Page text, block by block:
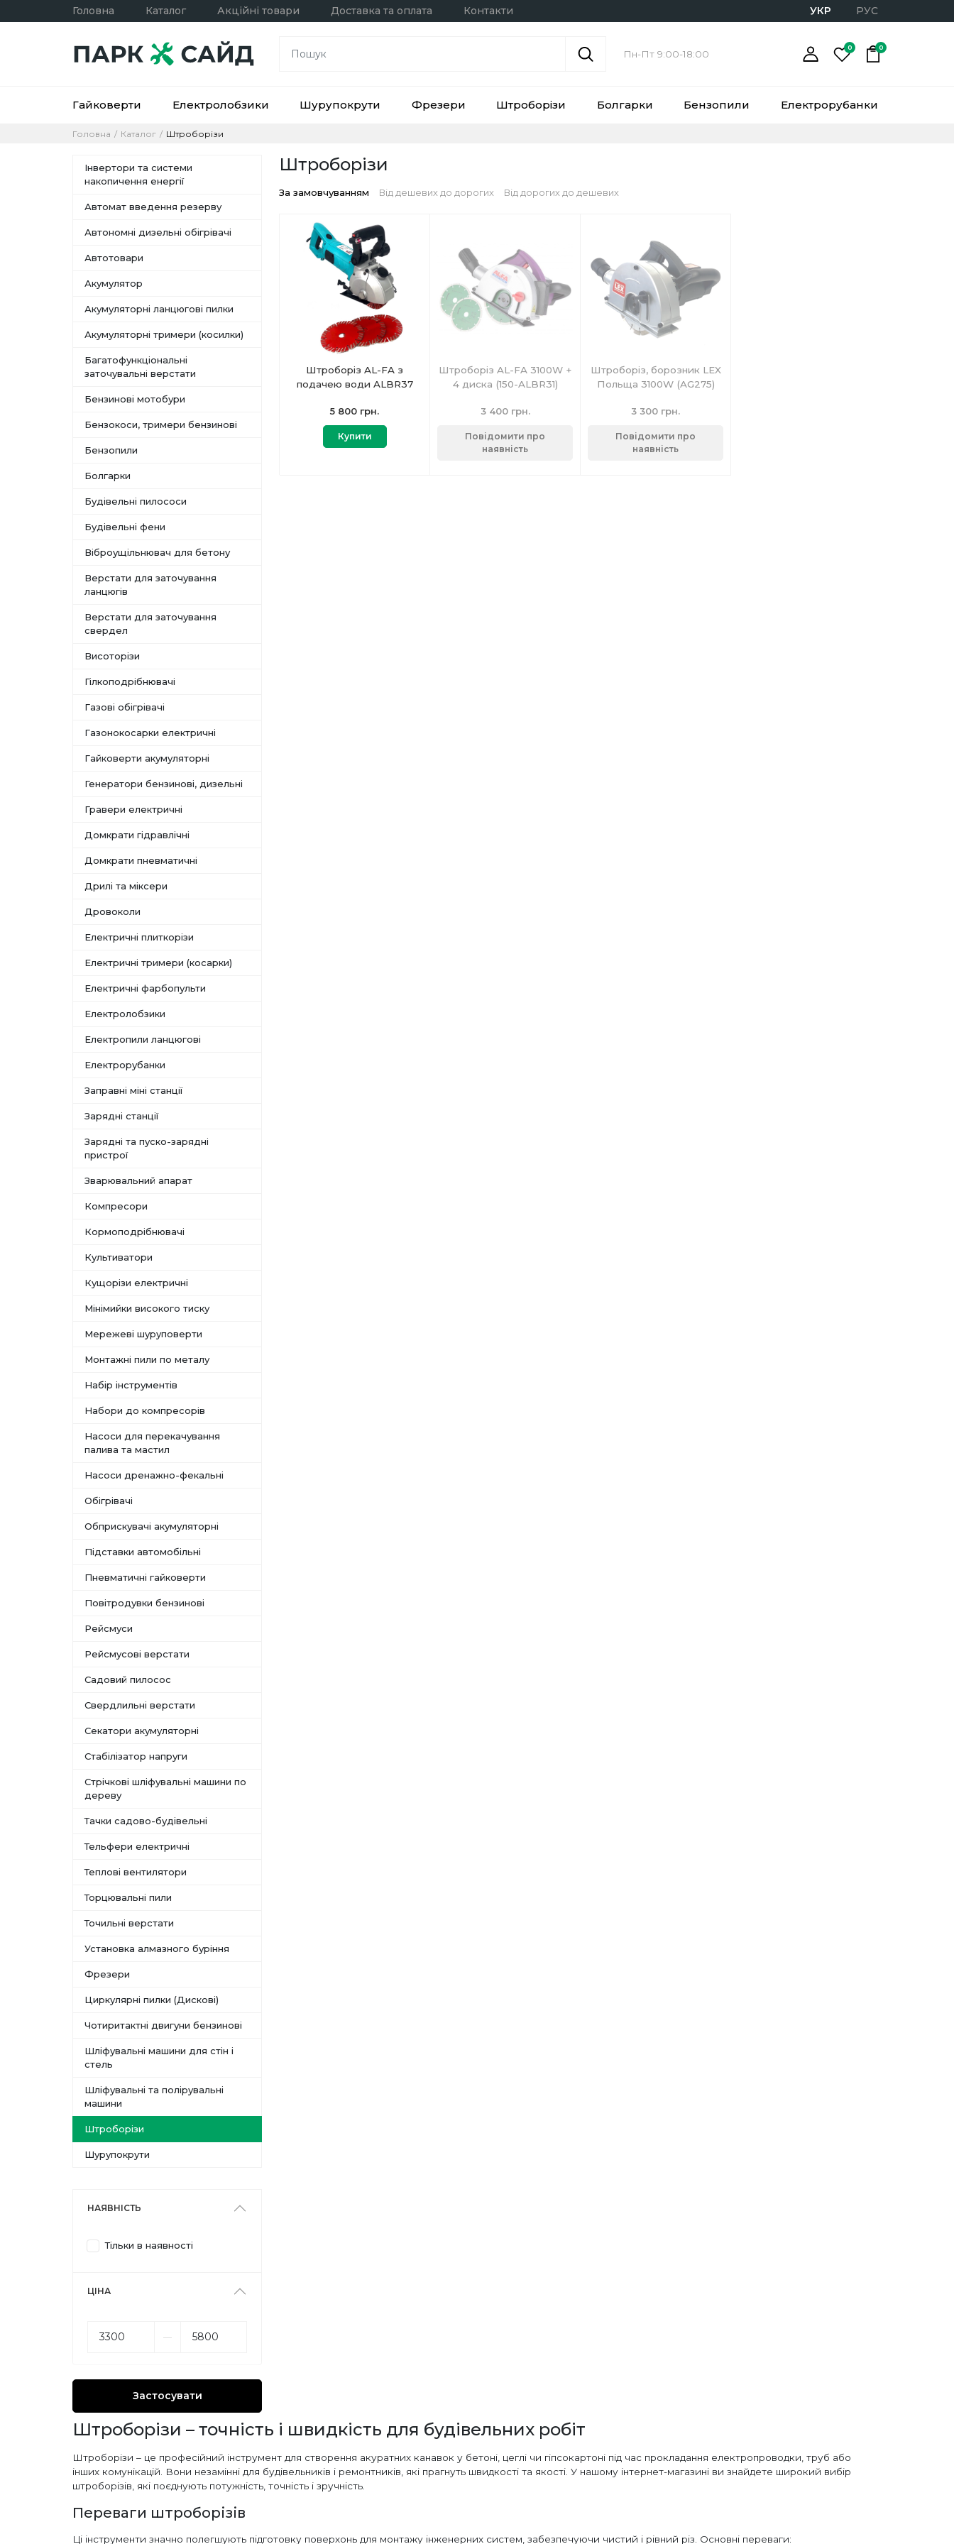
Головна Каталог Акційні товари Доставка та оплата Контакти УКР РУС
Пн-Пт 9:00-18:00
0 0
Гайковерти Електролобзики Шурупокрути Фрезери Штроборізи Болгарки Бензопили Електрорубанки
Головна Каталог Штроборізи
Інвертори та системи
накопичення енергії
Автомат введення резерву
Автономні дизельні обігрівачі
Автотовари
Акумулятор
Акумуляторні ланцюгові пилки
Акумуляторні тримери (косилки)
Багатофункціональні
заточувальні верстати
Бензинові мотобури
Бензокоси, тримери бензинові
Бензопили
Болгарки
Будівельні пилососи
Будівельні фени
Віброущільнювач для бетону
Верстати для заточування
ланцюгів
Верстати для заточування
свердел
Висоторізи
Гілкоподрібнювачі
Газові обігрівачі
Газонокосарки електричні
Гайковерти акумуляторні
Генератори бензинові, дизельні
Гравери електричні
Домкрати гідравлічні
Домкрати пневматичні
Дрилі та міксери
Дровоколи
Електричні плиткорізи
Електричні тримери (косарки)
Електричні фарбопульти
Електролобзики
Електропили ланцюгові
Електрорубанки
Заправні міні станції
Зарядні станції
Зарядні та пуско-зарядні
пристрої
Зварювальний апарат
Компресори
Кормоподрібнювачі
Культиватори
Кущорізи електричні
Мінімийки високого тиску
Мережеві шуруповерти
Монтажні пили по металу
Набір інструментів
Набори до компресорів
Насоси для перекачування
палива та мастил
Насоси дренажно-фекальні
Обігрівачі
Обприскувачі акумуляторні
Підставки автомобільні
Пневматичні гайковерти
Повітродувки бензинові
Рейсмуси
Рейсмусові верстати
Садовий пилосос
Свердлильні верстати
Секатори акумуляторні
Стабілізатор напруги
Стрічкові шліфувальні машини по
дереву
Тачки садово-будівельні
Тельфери електричні
Теплові вентилятори
Торцювальні пили
Точильні верстати
Установка алмазного буріння
Фрезери
Циркулярні пилки (Дискові)
Чотиритактні двигуни бензинові
Шліфувальні машини для стін і
стель
Шліфувальні та полірувальні
машини
Штроборізи
Шурупокрути
НАЯВНІСТЬ
Тільки в наявності
ЦІНА
––
Застосувати
Штроборізи
За замовчуванням Від дешевих до дорогих Від дорогих до дешевих
Штроборіз AL-FA з
подачею води ALBR37
5 800 грн.
Купити
Штроборіз AL-FA 3100W +
4 диска (150-ALBR31)
3 400 грн.
Повідомити про
наявність
Штроборіз, борозник LEX
Польща 3100W (AG275)
3 300 грн.
Повідомити про
наявність
Штроборізи – точність і швидкість для будівельних робіт
Штроборізи – це професійний інструмент для створення акуратних канавок у бетоні, цеглі чи гіпсокартоні під час прокладання електропроводки, труб або
інших комунікацій. Вони незамінні для будівельників і ремонтників, які прагнуть швидкості та якості. У нашому інтернет-магазині ви знайдете широкий вибір
штроборізів, які поєднують потужність, точність і зручність.
Переваги штроборізів
Ці інструменти значно полегшують підготовку поверхонь для монтажу інженерних систем, забезпечуючи чистий і рівний різ. Основні переваги: